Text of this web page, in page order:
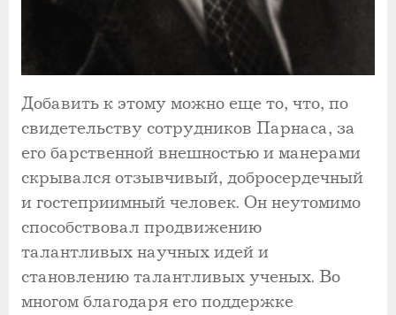
Добавить к этому можно еще то, что, по
свидетельству сотрудников Парнаса, за
его барственной внешностью и манерами
скрывался отзывчивый, добросердечный
и гостеприимный человек. Он неутомимо
способствовал продвижению
талантливых научных идей и
становлению талантливых ученых. Во
многом благодаря его поддержке